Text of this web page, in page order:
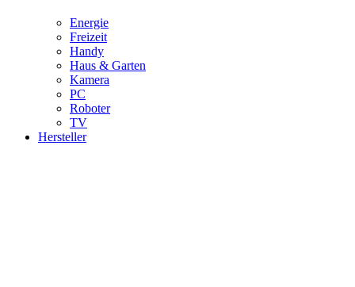
Energie
Freizeit
Handy
Haus & Garten
Kamera
PC
Roboter
TV
Hersteller